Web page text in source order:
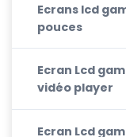
Ecrans lcd
pouces
Ecran Lcd
vidéo player
Ecran Lcd